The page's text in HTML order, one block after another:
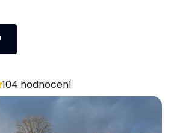
104 hodnocení